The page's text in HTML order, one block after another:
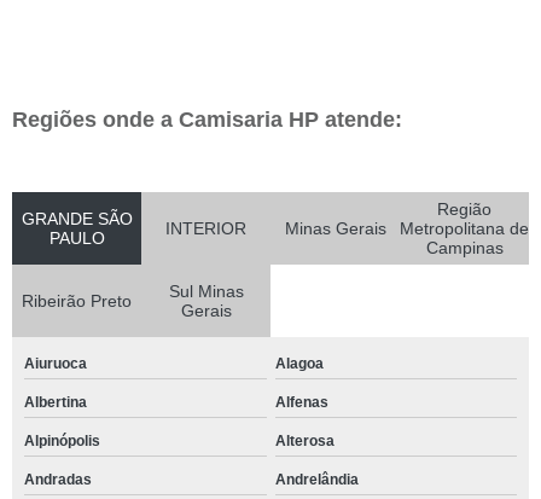
Regiões onde a Camisaria HP atende:
GRANDE SÃO
PAULO
INTERIOR Minas Gerais
Região
Metropolitana de
Campinas
Ribeirão Preto
Sul Minas
Gerais
Aiuruoca Alagoa
Albertina Alfenas
Alpinópolis Alterosa
Andradas Andrelândia